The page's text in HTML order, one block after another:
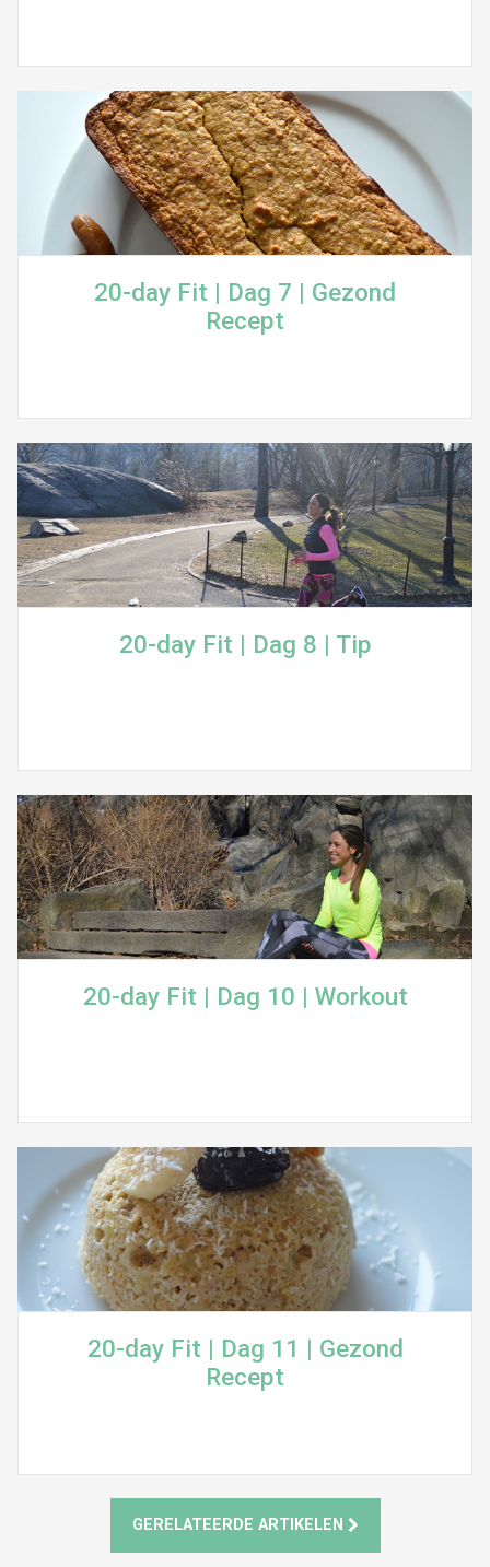
20-day Fit | Dag 7 | Gezond
Recept
20-day Fit | Dag 8 | Tip
20-day Fit | Dag 10 | Workout
20-day Fit | Dag 11 | Gezond
Recept
GERELATEERDE ARTIKELEN